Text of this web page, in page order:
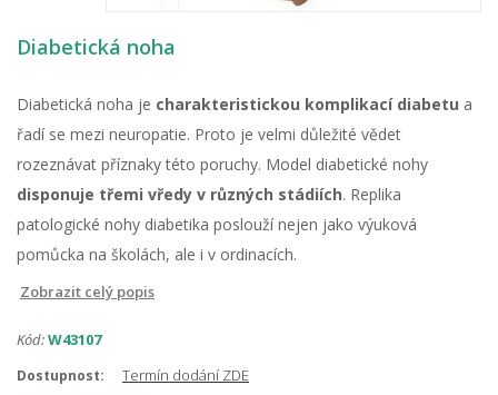
Diabetická noha
Diabetická noha je charakteristickou komplikací diabetu a
řadí se mezi neuropatie. Proto je velmi důležité vědet
rozeznávat příznaky této poruchy. Model diabetické nohy
disponuje třemi vředy v různých stádiích. Replika
patologické nohy diabetika poslouží nejen jako výuková
pomůcka na školách, ale i v ordinacích.
Zobrazit celý popis
Kód:W43107
Dostupnost: Termín dodání ZDE